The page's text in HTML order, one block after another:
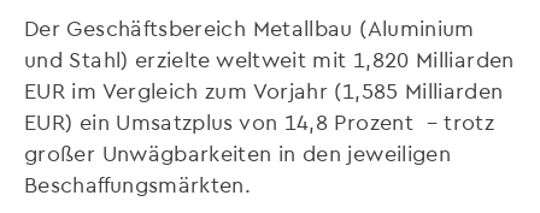
Der Geschäftsbereich Metallbau (Aluminium
und Stahl) erzielte weltweit mit 1,820 Milliarden
EUR im Vergleich zum Vorjahr (1,585 Milliarden
EUR) ein Umsatzplus von 14,8 Prozent – trotz
großer Unwägbarkeiten in den jeweiligen
Beschaffungsmärkten.